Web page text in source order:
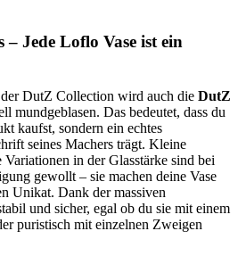
– Jede Loflo Vase ist ein
DutZ Collection wird auch die DutZ
mundgeblasen. Das bedeutet, dass du
kaufst, sondern ein echtes
seines Machers trägt. Kleine
in der Glasstärke sind bei
gewollt – sie machen deine Vase
Unikat. Dank der massiven
und sicher, egal ob du sie mit einem
puristisch mit einzelnen Zweigen